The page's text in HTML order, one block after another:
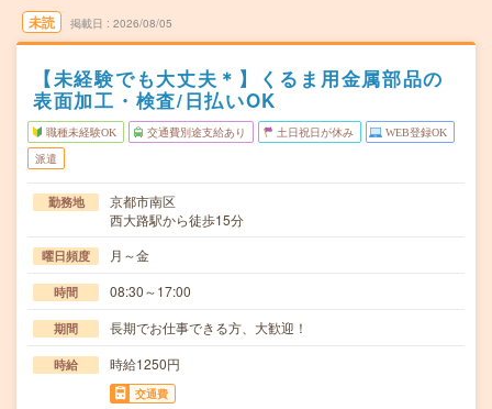
未読 掲載日 2026/08/05
【未経験でも大丈夫＊】くるま用金属部品の
表面加工・検査/日払いOK
職種未経験OK 交通費別途支給あり 土日祝日が休み WEB登録OK
派遣
勤務地
京都市南区
西大路駅から徒歩15分
曜日頻度 月～金
時間 08:30～17:00
期間 長期でお仕事できる方、大歓迎！
時給 時給1250円
交通費